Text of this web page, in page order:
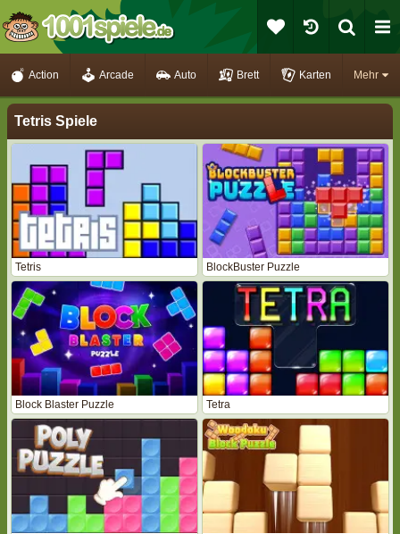
Mehr
Action Arcade Auto Brett Karten
Tetris Spiele
Tetris BlockBuster Puzzle
Block Blaster Puzzle Tetra